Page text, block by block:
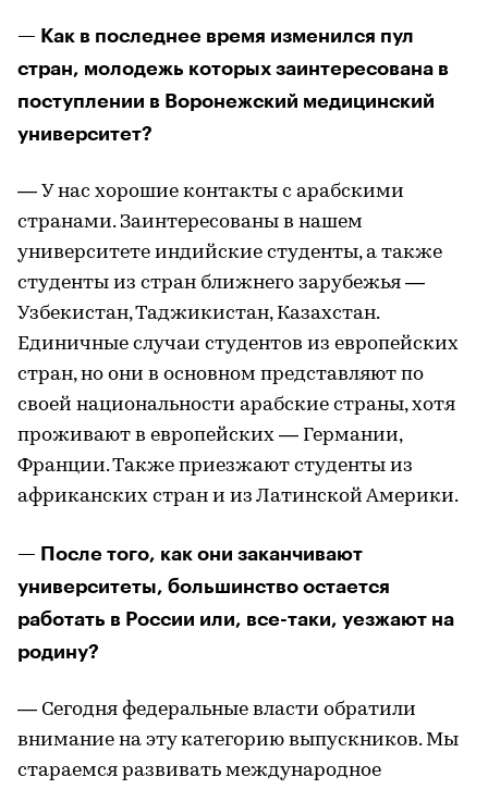
— Как в последнее время изменился пул
стран, молодежь которых заинтересована в
поступлении в Воронежский медицинский
университет?
— У нас хорошие контакты с арабскими
странами. Заинтересованы в нашем
университете индийские студенты, а также
студенты из стран ближнего зарубежья —
Узбекистан, Таджикистан, Казахстан.
Единичные случаи студентов из европейских
стран, но они в основном представляют по
своей национальности арабские страны, хотя
проживают в европейских — Германии,
Франции. Также приезжают студенты из
африканских стран и из Латинской Америки.
— После того, как они заканчивают
университеты, большинство остается
работать в России или, все-таки, уезжают на
родину?
— Сегодня федеральные власти обратили
внимание на эту категорию выпускников. Мы
стараемся развивать международное